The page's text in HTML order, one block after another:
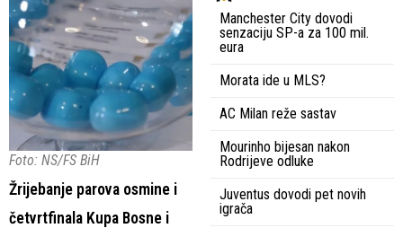
Foto: NS/FS BiH
Žrijebanje parova osmine i
četvrtfinala Kupa Bosne i
Manchester City dovodi
senzaciju SP-a za 100 mil.
eura
Morata ide u MLS?
AC Milan reže sastav
Mourinho bijesan nakon
Rodrijeve odluke
Juventus dovodi pet novih
igrača